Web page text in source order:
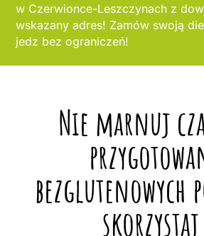
w Czerwionce-Leszczynach z
wskazany adres! Zamów swoją
jedz bez ograniczeń!
Nie marnuj
bezglutenowych